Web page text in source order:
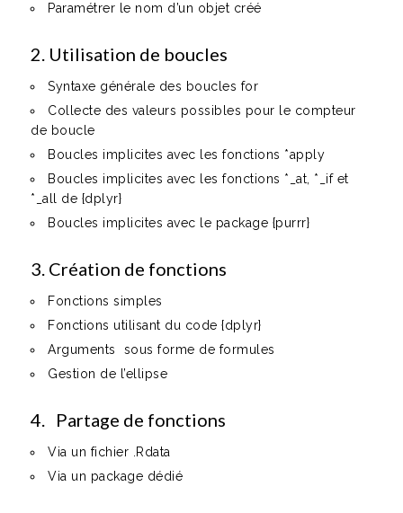
Paramétrer le nom d’un objet créé
2. Utilisation de boucles
Syntaxe générale des boucles for
Collecte des valeurs possibles pour le compteur
de boucle
Boucles implicites avec les fonctions *apply
Boucles implicites avec les fonctions *_at, *_if et
*_all de {dplyr}
Boucles implicites avec le package {purrr}
3. Création de fonctions
Fonctions simples
Fonctions utilisant du code {dplyr}
Arguments sous forme de formules
Gestion de l’ellipse
4. Partage de fonctions
Via un fichier .Rdata
Via un package dédié